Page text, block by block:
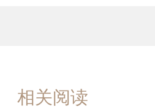
相关阅读